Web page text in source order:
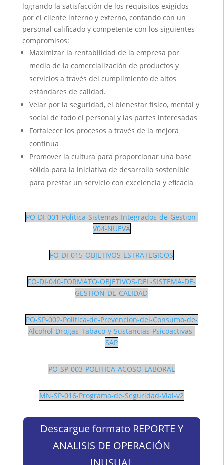
logrando la satisfacción de los requisitos exigidos
por el cliente interno y externo, contando con un
personal calificado y competente con los siguientes
compromisos:
Maximizar la rentabilidad de la empresa por
medio de la comercialización de productos y
servicios a través del cumplimiento de altos
estándares de calidad.
Velar por la seguridad, el bienestar físico, mental y
social de todo el personal y las partes interesadas
Fortalecer los procesos a través de la mejora
continua
Promover la cultura para proporcionar una base
sólida para la iniciativa de desarrollo sostenible
para prestar un servicio con excelencia y eficacia
PO-DI-001-Politica-Sistemas-Integrados-de-Gestion-
V04-NUEVA
FO-DI-015-OBJETIVOS-ESTRATEGICOS
FO-DI-040-FORMATO-OBJETIVOS-DEL-SISTEMA-DE-
GESTION-DE-CALIDAD
PO-SP-002-Politica-de-Prevencion-del-Consumo-de-
Alcohol-Drogas-Tabaco-y-Sustancias-Psicoactivas-
SAP
PO-SP-003-POLITICA-ACOSO-LABORAL
MN-SP-016-Programa-de-Seguridad-Vial-v2
Descargue formato REPORTE Y
ANALISIS DE OPERACIÓN